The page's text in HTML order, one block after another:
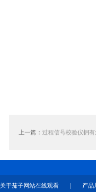
上一篇： 过程信号校验仪拥
关于茄子网站在线观看 产品